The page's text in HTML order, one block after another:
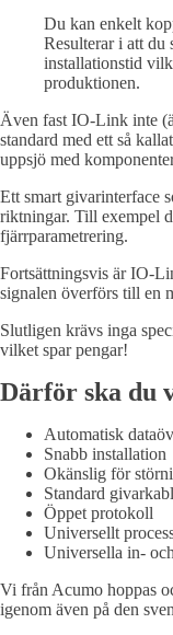
Du kan enkelt
Resulterar i att du
installationstid
produktionen.
Även fast IO-Link inte
standard med ett så
uppsjö med
Ett smart givarinterface
riktningar. Till exempel
fjärrparametrering.
Fortsättningsvis är IO-
signalen överförs till en
Slutligen krävs inga
vilket spar pengar!
Därför ska du
Automatisk
Snabb installation
Okänslig för
Standard
Öppet protokoll
Universellt
Universella in-
Vi från Acumo hoppas
igenom även på den